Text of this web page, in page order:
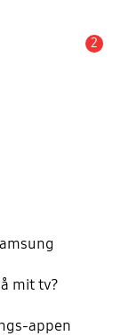
2
mit tv?
appen